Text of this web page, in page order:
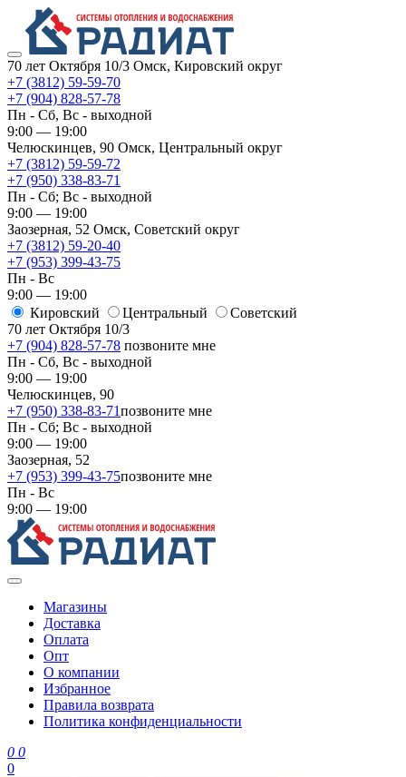
70 лет Октября 10/3 Омск, Кировский округ
+7 (3812) 59-59-70
+7 (904) 828-57-78
Пн - Сб, Вс - выходной
9:00 — 19:00
Челюскинцев, 90 Омск, ​Центральный округ
+7 (3812) 59-59-72
+7 (950) 338-83-71
Пн - Сб; Вс - выходной
9:00 — 19:00
Заозерная, 52 Омск, ​Советский округ
+7 (3812) 59-20-40
+7 (953) 399-43-75
Пн - Вс
9:00 — 19:00
Кировский
​Центральный
​Советский
70 лет Октября 10/3
+7 (904) 828-57-78 позвоните мне
Пн - Сб, Вс - выходной
9:00 — 19:00
Челюскинцев, 90
+7 (950) 338-83-71позвоните мне
Пн - Сб; Вс - выходной
9:00 — 19:00
Заозерная, 52
+7 (953) 399-43-75позвоните мне
Пн - Вс
9:00 — 19:00
Магазины
Доставка
Оплата
Опт
О компании
Избранное
Правила возврата
Политика конфиденциальности
0 0
0